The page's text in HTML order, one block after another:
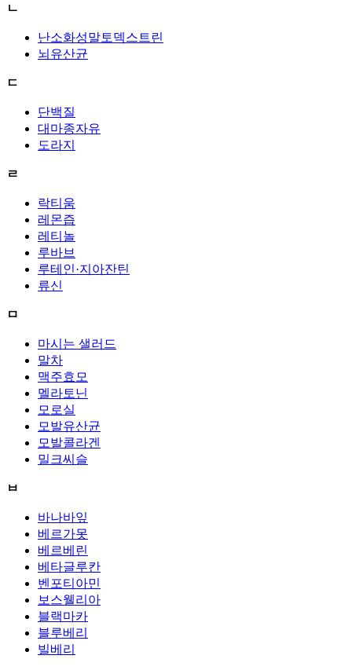
ㄴ
난소화성말토덱스트린
뇌유산균
ㄷ
단백질
대마종자유
도라지
ㄹ
락티움
레몬즙
레티놀
루바브
루테인·지아잔틴
류신
ㅁ
마시는 샐러드
말차
맥주효모
멜라토닌
모로실
모발유산균
모발콜라겐
밀크씨슬
ㅂ
바나바잎
베르가못
베르베린
베타글루칸
벤포티아민
보스웰리아
블랙마카
블루베리
빌베리